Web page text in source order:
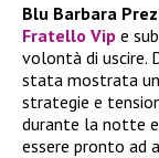
Blu Barbara
Fratello Vip e
volontà di uscire.
stata mostrata
strategie e
durante la notte
essere pronto ad